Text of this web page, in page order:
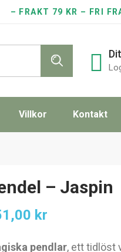
– FRAKT 79 KR – FRI
Villkor Kontakt
– Jaspin
kr
pendlar, ett tidlöst